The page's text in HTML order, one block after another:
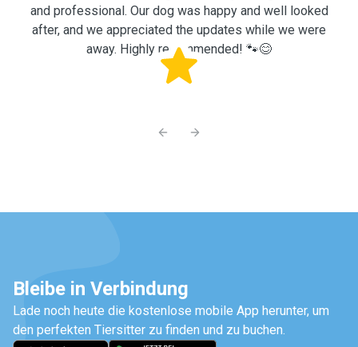
and professional. Our dog was happy and well looked
after, and we appreciated the updates while we were
away. Highly recommended! 🐾😊
Sandy
Previous slide
Next slide
Bleibe in Verbindung
Lade noch heute die kostenlose mobile App herunter, um
den perfekten Tiersitter zu finden und zu buchen.